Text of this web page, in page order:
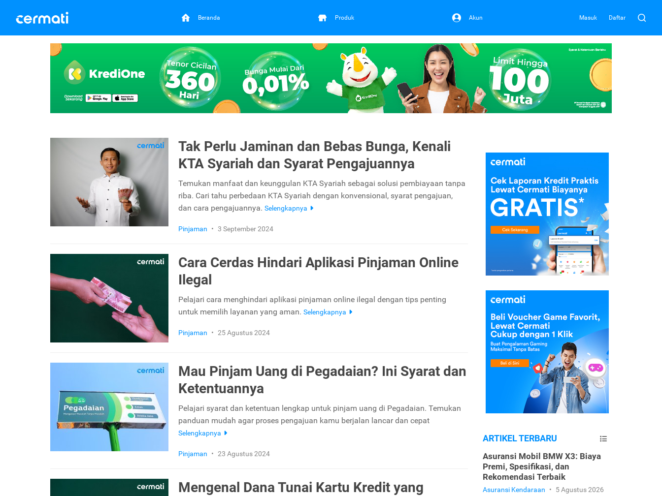
Beranda Produk Akun Masuk Daftar
Tak Perlu Jaminan dan Bebas Bunga, Kenali
KTA Syariah dan Syarat Pengajuannya
Temukan manfaat dan keunggulan KTA Syariah sebagai solusi pembiayaan tanpa
riba. Cari tahu perbedaan KTA Syariah dengan konvensional, syarat pengajuan,
dan cara pengajuannya. Selengkapnya
Pinjaman • 3 September 2024
Cara Cerdas Hindari Aplikasi Pinjaman Online
Ilegal
Pelajari cara menghindari aplikasi pinjaman online ilegal dengan tips penting
untuk memilih layanan yang aman. Selengkapnya
Pinjaman • 25 Agustus 2024
Mau Pinjam Uang di Pegadaian? Ini Syarat dan
Ketentuannya
Pelajari syarat dan ketentuan lengkap untuk pinjam uang di Pegadaian. Temukan
panduan mudah agar proses pengajuan kamu berjalan lancar dan cepat
Selengkapnya
Pinjaman • 23 Agustus 2024
Mengenal Dana Tunai Kartu Kredit yang
ARTIKEL TERBARU
Asuransi Mobil BMW X3: Biaya
Premi, Spesifikasi, dan
Rekomendasi Terbaik
Asuransi Kendaraan • 5 Agustus 2026